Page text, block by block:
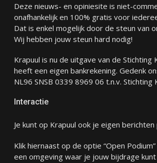
Deze nieuws- en opiniesite is niet-
onafhankelijk en 100% gratis voor
Dat is enkel mogelijk door de steun van
Wij hebben jouw steun hard nodig!
Krapuul is nu de uitgave van de Stichting
heeft een eigen bankrekening. Gedenk
NL96 SNSB 0339 8969 06 t.n.v. Stichting
Interactie
Je kunt op Krapuul ook je eigen berichten
Klik hiernaast op de optie “Open
een omgeving waar je jouw bijdrage kunt